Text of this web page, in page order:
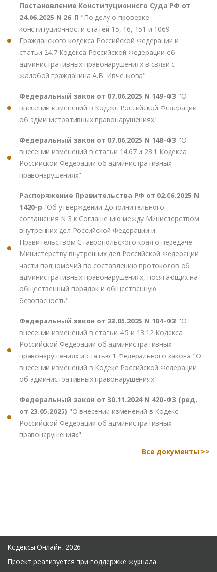
Постановление Конституционного Суда РФ от
24.06.2025 N 26-П "По делу о проверке
конституционности статей 15, 16, 151 и 1069
Гражданского кодекса Российской Федерации и
статьи 24.7 Кодекса Российской Федерации об
административных правонарушениях в связи с
жалобой гражданина А.В. Ивченкова"
Федеральный закон от 07.06.2025 N 149-ФЗ "О
внесении изменений в Кодекс Российской Федерации
об административных правонарушениях"
Федеральный закон от 07.06.2025 N 148-ФЗ "О
внесении изменений в статьи 14.67 и 23.1 Кодекса
Российской Федерации об административных
правонарушениях"
Распоряжение Правительства РФ от 02.06.2025 N
1420-р "Об утверждении Дополнительного
соглашения N 3 к Соглашению между Министерством
внутренних дел Российской Федерации и
Правительством Ставропольского края о передаче
Министерству внутренних дел Российской Федерации
части полномочий по составлению протоколов об
административных правонарушениях, посягающих на
общественный порядок и общественную
безопасность"
Федеральный закон от 23.05.2025 N 104-ФЗ "О
внесении изменений в статьи 4.5 и 13.12 Кодекса
Российской Федерации об административных
правонарушениях и статью 1 Федерального закона "О
внесении изменений в Кодекс Российской Федерации
об административных правонарушениях"
Федеральный закон от 30.11.2024 N 420-ФЗ (ред.
от 23.05.2025) "О внесении изменений в Кодекс
Российской Федерации об административных
правонарушениях"
Все документы >>
Кодексы.Онлайн, 2026
Проект реализуется при поддержке журнала